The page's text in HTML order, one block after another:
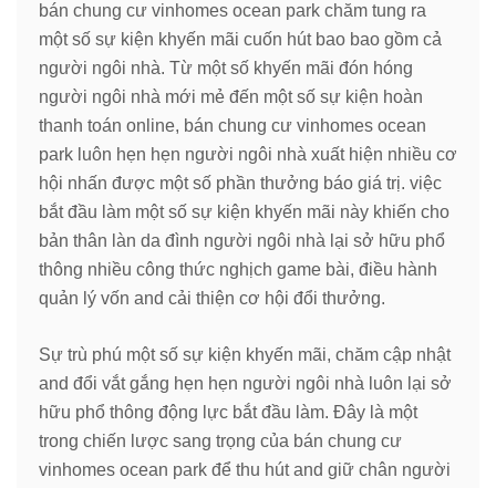
bán chung cư vinhomes ocean park chăm tung ra
một số sự kiện khyến mãi cuốn hút bao bao gồm cả
người ngôi nhà. Từ một số khyến mãi đón hóng
người ngôi nhà mới mẻ đến một số sự kiện hoàn
thanh toán online, bán chung cư vinhomes ocean
park luôn hẹn hẹn người ngôi nhà xuất hiện nhiều cơ
hội nhấn được một số phần thưởng báo giá trị. việc
bắt đầu làm một số sự kiện khyến mãi này khiến cho
bản thân làn da đình người ngôi nhà lại sở hữu phổ
thông nhiều công thức nghịch game bài, điều hành
quản lý vốn and cải thiện cơ hội đổi thưởng.
Sự trù phú một số sự kiện khyến mãi, chăm cập nhật
and đổi vắt gắng hẹn hẹn người ngôi nhà luôn lại sở
hữu phổ thông động lực bắt đầu làm. Đây là một
trong chiến lược sang trọng của bán chung cư
vinhomes ocean park để thu hút and giữ chân người